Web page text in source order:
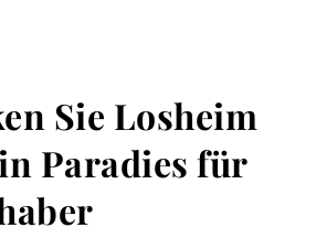
Sie Losheim
Paradies für